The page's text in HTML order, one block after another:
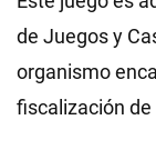
de Juegos y
organismo
fiscalización de